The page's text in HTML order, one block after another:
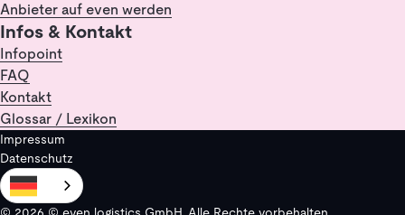
Anbieter auf even werden
Infos & Kontakt
Infopoint
FAQ
Kontakt
Glossar / Lexikon
Impressum
Datenschutz